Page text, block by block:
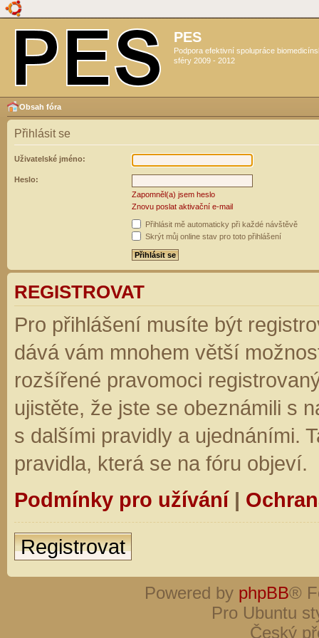
PES
Podpora efektivní spolupráce
sféry 2009 - 2012
Obsah fóra
Přihlásit se
Uživatelské jméno:
Heslo:
Zapomněl(a) jsem heslo
Znovu poslat aktivační e-mail
Přihlásit mě automaticky při každé návštěvě
Skrýt můj online stav pro toto přihlášení
REGISTROVAT
Pro přihlášení musíte být
dává vám mnohem větší
rozšířené pravomoci
ujistěte, že jste se obeznámili s
s dalšími pravidly a ujednáními.
pravidla, která se na fóru objeví.
Podmínky pro užívání|
Registrovat
Powered by phpBB®
Pro Ubuntu
Český